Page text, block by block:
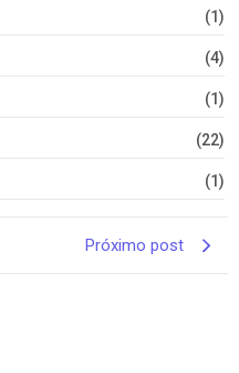
(1)
(4)
(1)
(22)
(1)
Próximo post